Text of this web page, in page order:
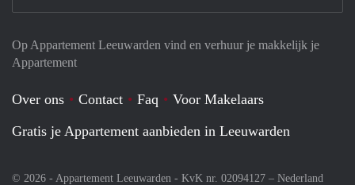
Op Appartement Leeuwarden vind en verhuur je makkelijk je
Appartement
Over ons Contact Faq
Voor Makelaars
Gratis je Appartement aanbieden in Leeuwarden
© 2026 - Appartement Leeuwarden - KvK nr. 02094127 – Nederland